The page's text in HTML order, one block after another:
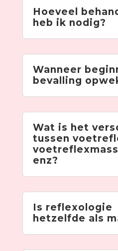
Hoeveel
heb ik nodig?
Wanneer
bevalling
Wat is het
tussen
enz?
Is reflexologie
hetzelfde als